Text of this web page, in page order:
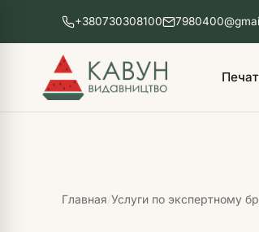
контенту
+380730308100
Главная/Услуги по экспертному